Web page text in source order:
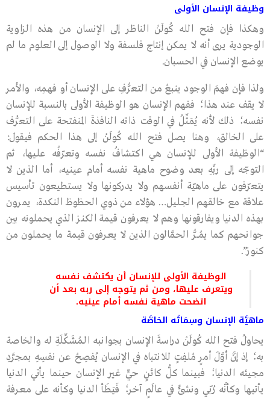
وظيفة الإنسان الأولى
وهكذا فإن فتح الله كُولَنْ الناظر إلى الإنسان من هذه الزاوية
الوجودية يرى أنه لا يمكن إنتاج فلسفة ولا الوصول إلى العلوم ما لم
يوضع الإنسان في الحسبان.
ولذا فإن فهمَ الوجود ينبعُ من التعرُّفِ على الإنسان أو فهمِه، والأمر
لا يقف عند هذا؛ ففهم الإنسان هو الوظيفة الأولى بالنسبة للإنسان
نفسه؛ ذلك لأنه يُمَثِّلُ في الوقت ذاته النافذةَ المنفتحة على التعرُّف
على الخالق، وهنا يصل فتح الله كُولَنْ إلى هذا الحكم فيقول:
“الوظيفة الأولى للإنسان هي اكتشافُ نفسه وتعرّفُه عليها، ثم
التوجّه إلى ربِّهِ بعد وضوح ماهية نفسه أمام عينيه، أما الذين لا
يتعرّفون على ماهيّة أنفسهم ولا يدركونها ولا يستطيعون تأسيس
علاقة مع خالقهم الجليل… هؤلاء من ذوي الحظوظ النكدة، يمرون
بهذه الدنيا ويفارقونها وهم لا يعرفون قيمة الكنـز الذي يحملونه بين
جوانحهم كما يمُـــرُّ الحمَّالون الذين لا يعرفون قيمة ما يحملون من
كنوز”.
الوظيفة الأولى للإنسان أن يكتشف نفسه
ويتعرف عليها، ومن ثم يتوجه إلى ربه بعد أن
اتضحت ماهية نفسه أمام عينيه.
ماهيَّة الإنسان وسِمَاتُه الخاصَّة
يحاولُ فتح الله كُولَنْ دراسةَ الإنسان بجوانبه الـمُشَكِّلَةِ له والخاصة
به؛ إذ إنَّ أوَّلَ أمرٍ مُلفِتٍ للانتباه في الإنسان يُفصِحُ عن نفسِهِ بمجرَّدِ
مجيئه الدنيا؛ فبينما كلُّ كائنٍ حيٍّ غير الإنسان حينما يأتي الدنيا
يأتيها وكأنَّه رُبّي ونشِّئَ في عالَمٍ آخر؛ فَيَطَأ الدنيا وكأنه على معرفة